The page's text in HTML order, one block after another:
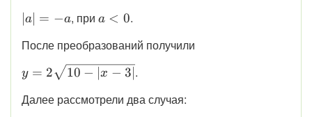
\displaystyle
a = −a, при \displaystyle
a < 0.
После преобразований получили
\displaystyle
|x-3|}
y = 2 10 − ∣x − 3∣ .
Далее рассмотрели два случая: